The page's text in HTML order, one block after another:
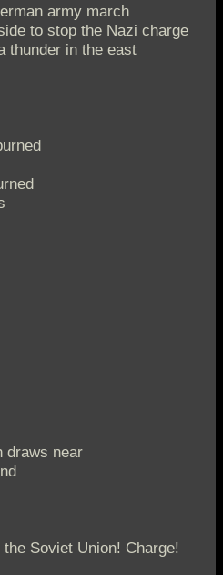
army march
to stop the Nazi charge
thunder in the east
draws near
Soviet Union! Charge!